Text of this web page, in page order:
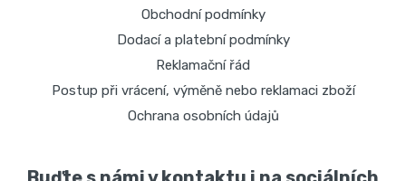
Obchodní podmínky
Dodací a platební podmínky
Reklamační řád
Postup při vrácení, výměně nebo reklamaci zboží
Ochrana osobních údajů